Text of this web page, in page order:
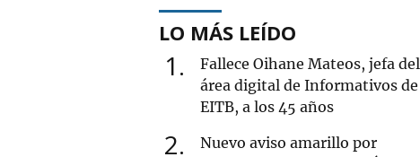
LO MÁS LEÍDO
1
Fallece Oihane Mateos, jefa del
área digital de Informativos de
EITB, a los 45 años
2
Nuevo aviso amarillo por